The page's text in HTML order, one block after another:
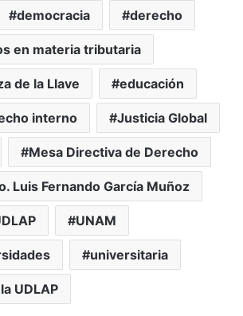
democracia derecho
en materia tributaria
de la Llave educación
interno Justicia Global
Mesa Directiva de Derecho
Luis Fernando García Muñoz
UNAM
universitaria
UDLAP